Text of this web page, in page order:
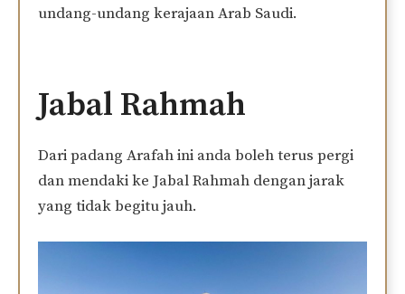
undang-undang kerajaan Arab Saudi.
Jabal Rahmah
Dari padang Arafah ini anda boleh terus pergi
dan mendaki ke Jabal Rahmah dengan jarak
yang tidak begitu jauh.